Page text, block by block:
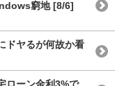
窮地 [8/6]
ドヤるが何故か看